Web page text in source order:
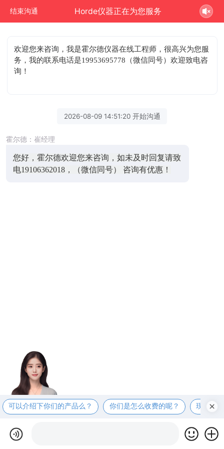
结束沟通 Horde仪器正在为您服务
欢迎您来咨询 ，我是霍尔德仪器在线工程师，很高兴为您服
务，我的联系电话是19953695778（微信同号）欢迎致电咨
询！
2026-08-09 14:51:20 开始沟通
霍尔德：崔经理
您好，霍尔德欢迎您来咨询，如未及时回复请致
电19106362018，（微信同号） 咨询有优惠！
可以介绍下你们的产品么？ 你们是怎么收费的呢？ 现在有